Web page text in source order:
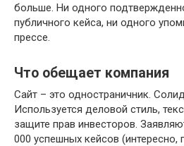
больше. Ни одного
публичного кейса, ни одного
прессе.
Что обещает компания
Сайт – это одностраничник.
Используется деловой стиль,
защите прав инвесторов.
000 успешных кейсов (интересно,